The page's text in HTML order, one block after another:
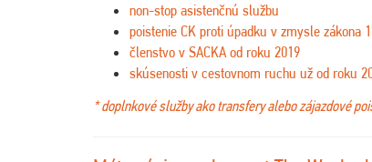
non-stop asistenčnú službu
poistenie CK proti úpadku v zmysle zákona
členstvo v SACKA od roku 2019
skúsenosti v cestovnom ruchu už od roku
* doplnkové služby ako transfery alebo zájazdové